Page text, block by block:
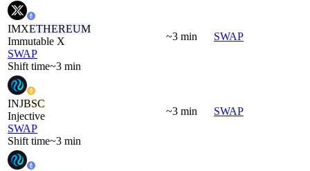
IMXETHEREUM
Immutable X
SWAP
Shift time~3 min
~3 min SWAP
INJBSC
Injective
SWAP
Shift time~3 min
~3 min SWAP